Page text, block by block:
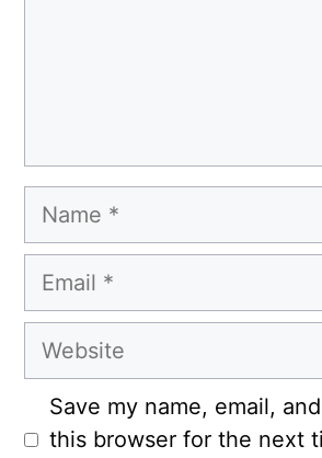
Name
Email
Website
Save my name, email,
this browser for the next